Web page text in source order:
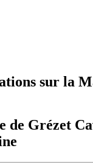
sur la
de Grézet